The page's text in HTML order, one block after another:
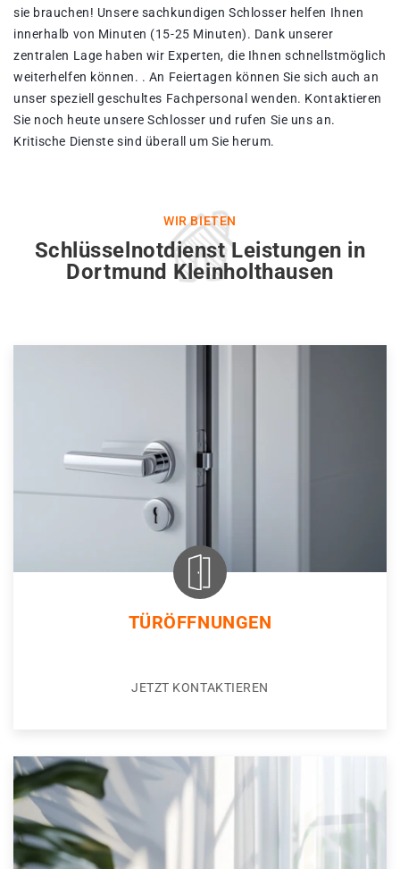
sie brauchen! Unsere sachkundigen Schlosser helfen Ihnen
innerhalb von Minuten (15-25 Minuten). Dank unserer
zentralen Lage haben wir Experten, die Ihnen schnellstmöglich
weiterhelfen können. . An Feiertagen können Sie sich auch an
unser speziell geschultes Fachpersonal wenden. Kontaktieren
Sie noch heute unsere Schlosser und rufen Sie uns an.
Kritische Dienste sind überall um Sie herum.
WIR BIETEN
Schlüsselnotdienst Leistungen in
Dortmund Kleinholthausen
TÜRÖFFNUNGEN
JETZT KONTAKTIEREN